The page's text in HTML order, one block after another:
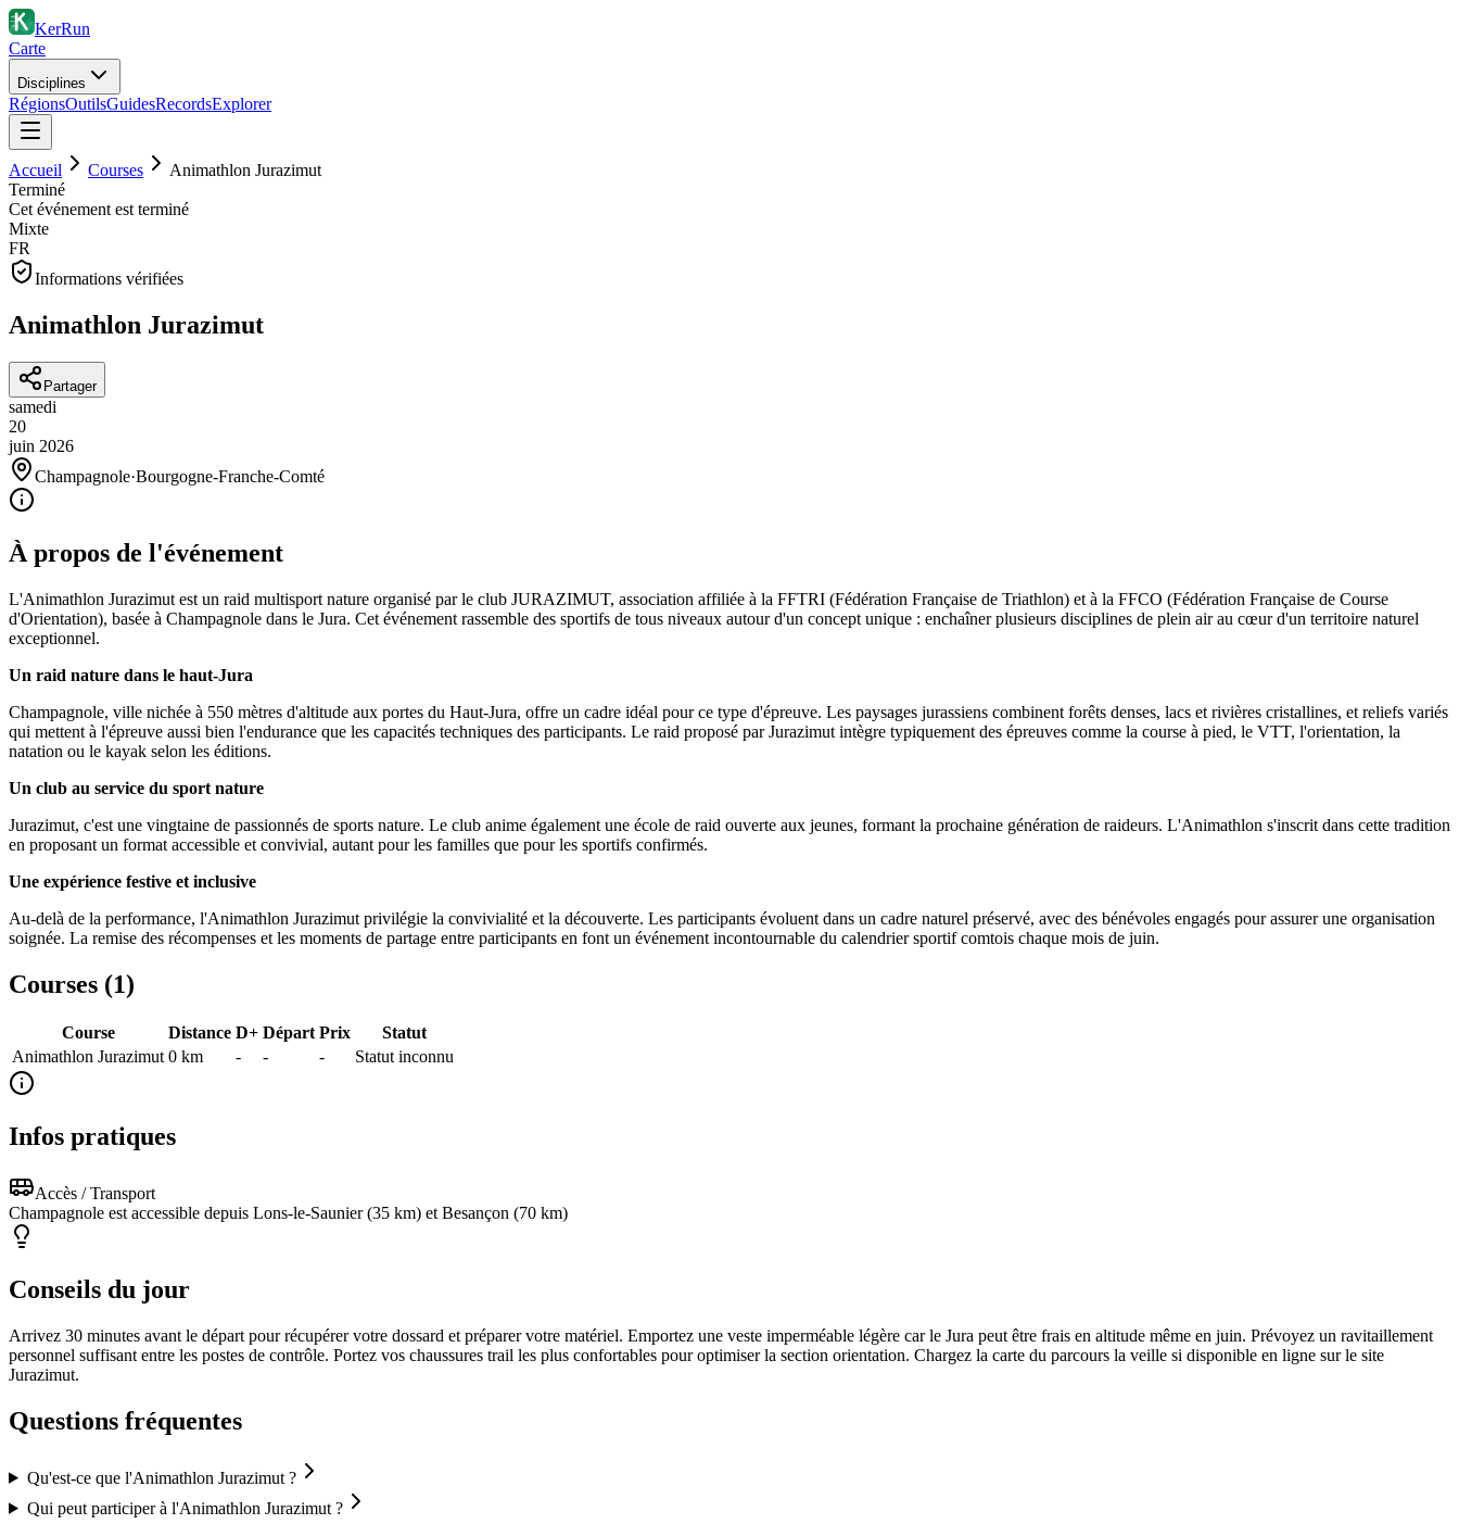
KerRun
Carte
Disciplines
RégionsOutilsGuidesRecordsExplorer
Accueil Courses
Animathlon Jurazimut
Terminé
Cet événement est terminé
Mixte
FR
Informations vérifiées
Animathlon Jurazimut
Partager
samedi
20
juin 2026
Champagnole·Bourgogne-Franche-Comté
À propos de l'événement
L'Animathlon Jurazimut est un raid multisport nature organisé par le club JURAZIMUT, association affiliée à la FFTRI (Fédération Française de Triathlon) et à la FFCO (Fédération Française de Course
d'Orientation), basée à Champagnole dans le Jura. Cet événement rassemble des sportifs de tous niveaux autour d'un concept unique : enchaîner plusieurs disciplines de plein air au cœur d'un territoire naturel
exceptionnel.
Un raid nature dans le haut-Jura
Champagnole, ville nichée à 550 mètres d'altitude aux portes du Haut-Jura, offre un cadre idéal pour ce type d'épreuve. Les paysages jurassiens combinent forêts denses, lacs et rivières cristallines, et reliefs variés
qui mettent à l'épreuve aussi bien l'endurance que les capacités techniques des participants. Le raid proposé par Jurazimut intègre typiquement des épreuves comme la course à pied, le VTT, l'orientation, la
natation ou le kayak selon les éditions.
Un club au service du sport nature
Jurazimut, c'est une vingtaine de passionnés de sports nature. Le club anime également une école de raid ouverte aux jeunes, formant la prochaine génération de raideurs. L'Animathlon s'inscrit dans cette tradition
en proposant un format accessible et convivial, autant pour les familles que pour les sportifs confirmés.
Une expérience festive et inclusive
Au-delà de la performance, l'Animathlon Jurazimut privilégie la convivialité et la découverte. Les participants évoluent dans un cadre naturel préservé, avec des bénévoles engagés pour assurer une organisation
soignée. La remise des récompenses et les moments de partage entre participants en font un événement incontournable du calendrier sportif comtois chaque mois de juin.
Courses (1)
Course Distance D+ Départ Prix
Statut
Animathlon Jurazimut 0 km - - - Statut inconnu
Infos pratiques
Accès / Transport
Champagnole est accessible depuis Lons-le-Saunier (35 km) et Besançon (70 km)
Conseils du jour
Arrivez 30 minutes avant le départ pour récupérer votre dossard et préparer votre matériel. Emportez une veste imperméable légère car le Jura peut être frais en altitude même en juin. Prévoyez un ravitaillement
personnel suffisant entre les postes de contrôle. Portez vos chaussures trail les plus confortables pour optimiser la section orientation. Chargez la carte du parcours la veille si disponible en ligne sur le site
Jurazimut.
Questions fréquentes
Qu'est-ce que l'Animathlon Jurazimut ?
Qui peut participer à l'Animathlon Jurazimut ?